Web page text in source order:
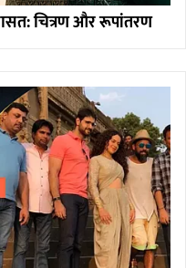
चित्रण और रूपांतरण